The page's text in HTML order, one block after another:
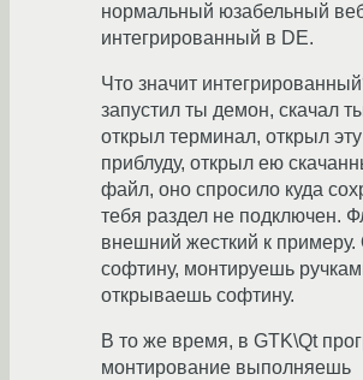
нормальный юзабельный
интегрированный в DE.
Что значит
запустил ты демон, скачал
открыл терминал, открыл
приблуду, открыл ею
файл, оно спросило куда
тебя раздел не подключен.
внешний жесткий к
софтину, монтируешь
открываешь софтину.
В то же время, в GTK\Qt
монтирование выполняешь